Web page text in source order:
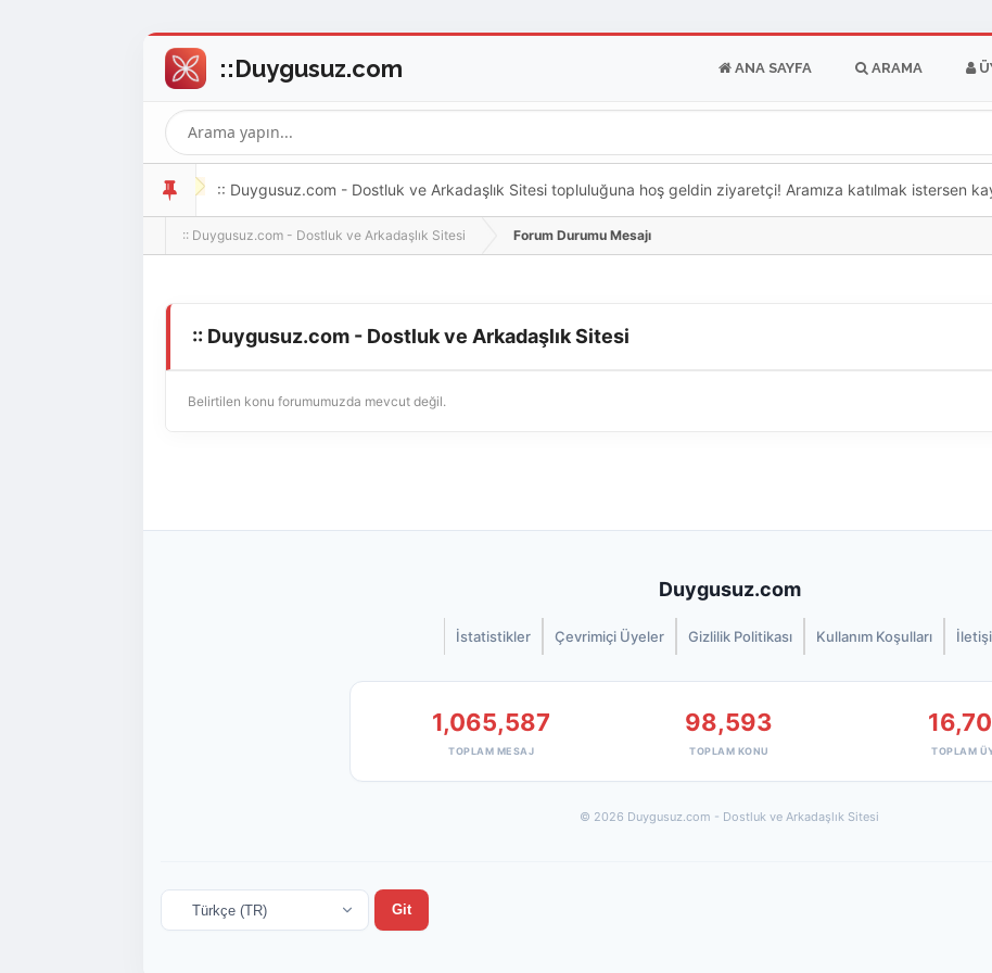
ANA SAYFA ARAMA
:: Duygusuz.com - Dostluk ve Arkadaşlık Sitesi topluluğuna hoş geldin ziyaretçi! Aramıza katılmak istersen
oldukça kolay ve zahmetsizdir.
:: Duygusuz.com - Dostluk ve Arkadaşlık Sitesi Forum Durumu Mesajı
:: Duygusuz.com - Dostluk ve Arkadaşlık Sitesi
Belirtilen konu forumumuzda mevcut değil.
Duygusuz.com
İstatistikler Çevrimiçi Üyeler Gizlilik Politikası Kullanım Koşulları
1,065,587
TOPLAM MESAJ
98,593
TOPLAM KONU TOPLAM
© 2026 Duygusuz.com - Dostluk ve Arkadaşlık Sitesi